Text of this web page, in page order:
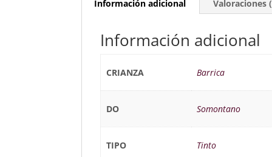
Información adicional Valoraciones
Información adicional
CRIANZA Barrica
DO Somontano
TIPO Tinto